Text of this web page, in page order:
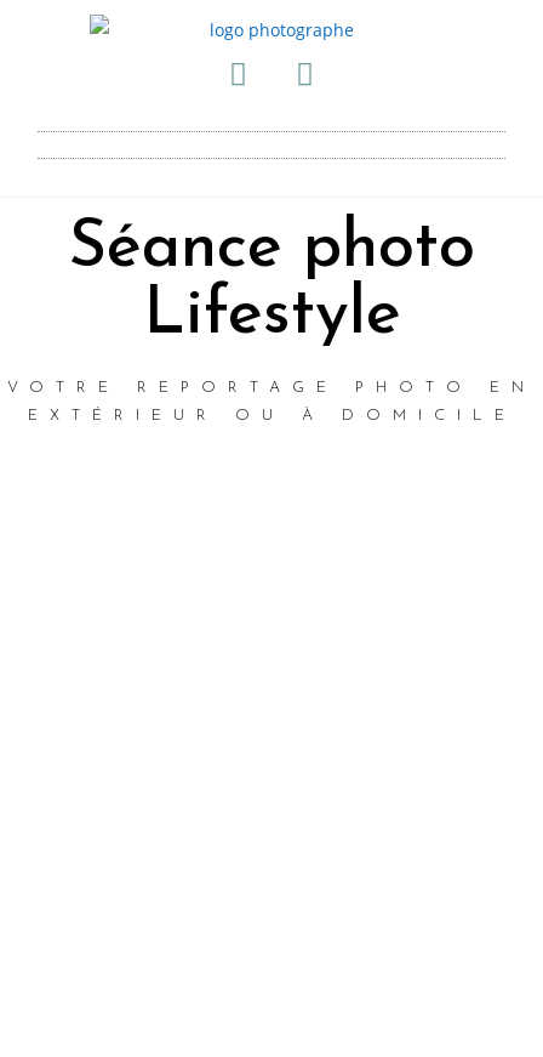
Séance photo
Lifestyle
VOTRE REPORTAGE PHOTO EN
EXTÉRIEUR OU À DOMICILE